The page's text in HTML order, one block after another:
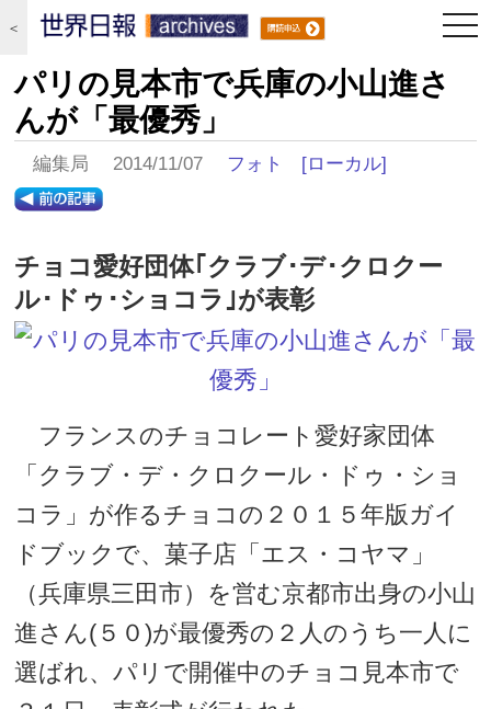
＜
パリの見本市で兵庫の小山進さ
んが「最優秀」
編集局 2014/11/07 フォト [ローカル]
チョコ愛好団体｢クラブ･デ･クロクー
ル･ドゥ･ショコラ｣が表彰
フランスのチョコレート愛好家団体
「クラブ・デ・クロクール・ドゥ・ショ
コラ」が作るチョコの２０１５年版ガイ
ドブックで、菓子店「エス・コヤマ」
（兵庫県三田市）を営む京都市出身の小山
進さん(５０)が最優秀の２人のうち一人に
選ばれ、パリで開催中のチョコ見本市で